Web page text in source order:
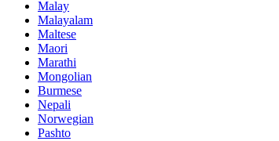
Malay
Malayalam
Maltese
Maori
Marathi
Mongolian
Burmese
Nepali
Norwegian
Pashto